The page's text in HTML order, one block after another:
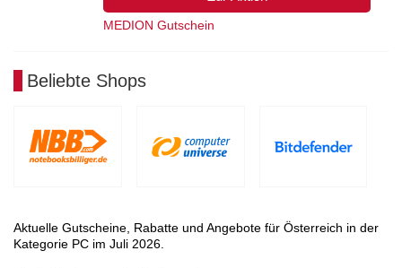
MEDION Gutschein
Beliebte Shops
Aktuelle Gutscheine, Rabatte und Angebote für Österreich in der
Kategorie PC im Juli 2026.